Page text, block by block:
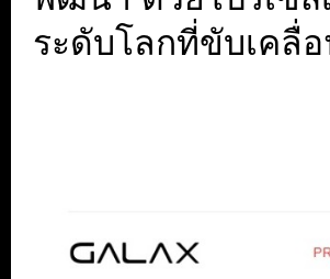
ระดับโลกที่ขับเคลื่